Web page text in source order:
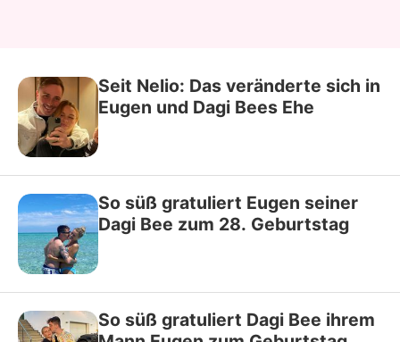
Seit Nelio: Das veränderte sich in
Eugen und Dagi Bees Ehe
So süß gratuliert Eugen seiner
Dagi Bee zum 28. Geburtstag
So süß gratuliert Dagi Bee ihrem